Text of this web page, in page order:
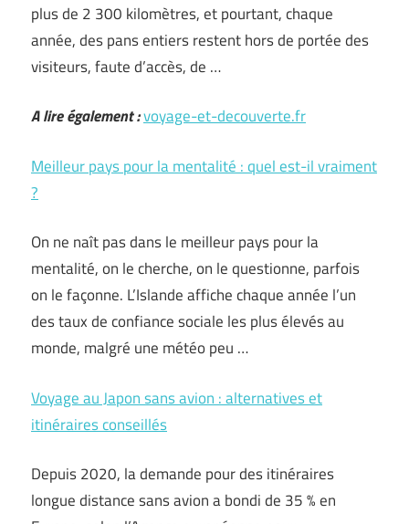
plus de 2 300 kilomètres, et pourtant, chaque
année, des pans entiers restent hors de portée des
visiteurs, faute d’accès, de …
A lire également :voyage-et-decouverte.fr
Meilleur pays pour la mentalité : quel est-il vraiment
?
On ne naît pas dans le meilleur pays pour la
mentalité, on le cherche, on le questionne, parfois
on le façonne. L’Islande affiche chaque année l’un
des taux de confiance sociale les plus élevés au
monde, malgré une météo peu …
Voyage au Japon sans avion : alternatives et
itinéraires conseillés
Depuis 2020, la demande pour des itinéraires
longue distance sans avion a bondi de 35 % en